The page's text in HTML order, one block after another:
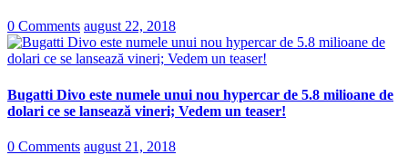
0 Comments august 22, 2018
Bugatti Divo este numele unui nou hypercar de 5.8 milioane de
dolari ce se lansează vineri; Vedem un teaser!
0 Comments august 21, 2018